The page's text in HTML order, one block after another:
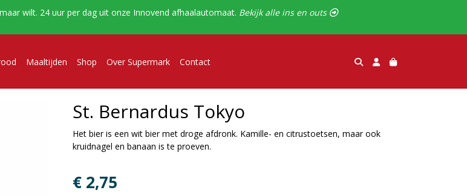
wilt. 24 uur per dag uit onze Innovend afhaalautomaat. Bekijk alle ins en outs 
Maaltijden Shop Over Supermark Contact
St. Bernardus Tokyo
Het bier is een wit bier met droge afdronk. Kamille- en citrustoetsen, maar ook
kruidnagel en banaan is te proeven.
€ 2,75